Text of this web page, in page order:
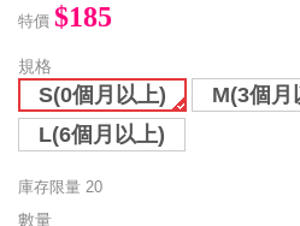
特價 $185
規格
S(0個月以上)
M(3個月
L(6個月以上)
庫存限量 20
數量